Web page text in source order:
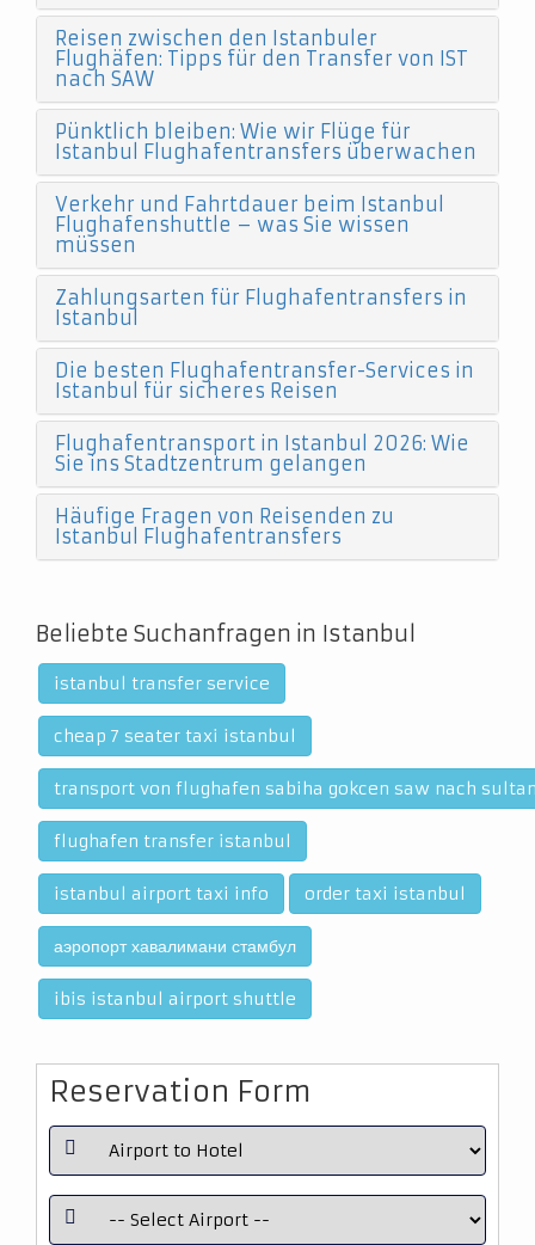
Reisen zwischen den Istanbuler
Flughäfen: Tipps für den Transfer von IST
nach SAW
Pünktlich bleiben: Wie wir Flüge für
Istanbul Flughafentransfers überwachen
Verkehr und Fahrtdauer beim Istanbul
Flughafenshuttle – was Sie wissen
müssen
Zahlungsarten für Flughafentransfers in
Istanbul
Die besten Flughafentransfer-Services in
Istanbul für sicheres Reisen
Flughafentransport in Istanbul 2026: Wie
Sie ins Stadtzentrum gelangen
Häufige Fragen von Reisenden zu
Istanbul Flughafentransfers
Beliebte Suchanfragen in Istanbul
istanbul transfer service
cheap 7 seater taxi istanbul
transport von flughafen sabiha gokcen saw nach
flughafen transfer istanbul
istanbul airport taxi info order taxi istanbul
аэропорт хавалимани стамбул
ibis istanbul airport shuttle
Reservation Form